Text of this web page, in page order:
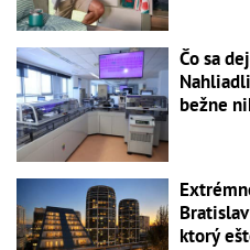
Čo sa
bežne
ktorý